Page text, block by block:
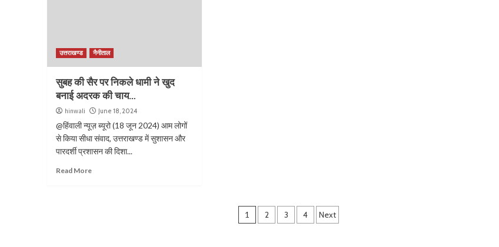
उत्तराखण्ड नैनीताल
सुबह की सैर पर निकले धामी ने खुद
बनाई अदरक की चाय…
hinwali June 18, 2024
@हिंवाली न्यूज़ ब्यूरो (18 जून 2024) आम लोगों
से किया सीधा संवाद, उत्तराखण्ड में सुशासन और
पारदर्शी प्रशासन की दिशा...
Read More
1 2 3 4 Next